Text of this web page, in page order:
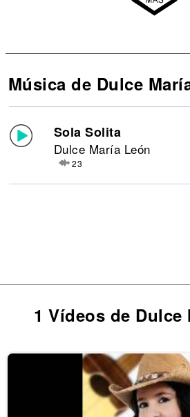
Música de Dulce
Sola Solita
Dulce María León
23
1 Vídeos de Dulce